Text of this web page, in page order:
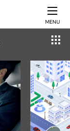
MENU